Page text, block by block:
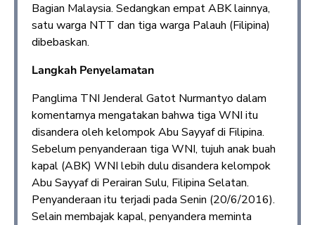
Bagian Malaysia. Sedangkan empat ABK lainnya,
satu warga NTT dan tiga warga Palauh (Filipina)
dibebaskan.
Langkah Penyelamatan
Panglima TNI Jenderal Gatot Nurmantyo dalam
komentarnya mengatakan bahwa tiga WNI itu
disandera oleh kelompok Abu Sayyaf di Filipina.
Sebelum penyanderaan tiga WNI, tujuh anak buah
kapal (ABK) WNI lebih dulu disandera kelompok
Abu Sayyaf di Perairan Sulu, Filipina Selatan.
Penyanderaan itu terjadi pada Senin (20/6/2016).
Selain membajak kapal, penyandera meminta